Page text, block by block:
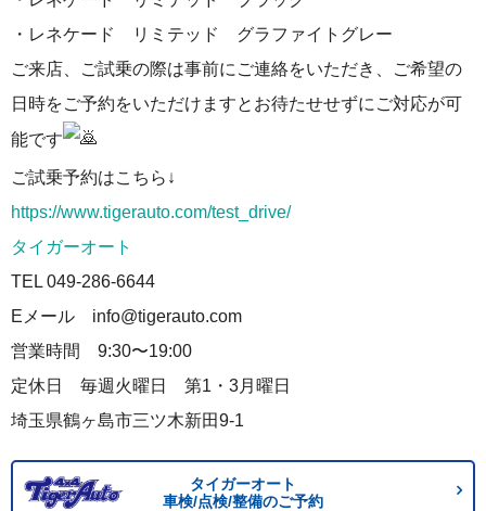
・レネケード リミテッド グラファイトグレー
ご来店、ご試乗の際は事前にご連絡をいただき、ご希望の
日時をご予約をいただけますとお待たせせずにご対応が可
能です
ご試乗予約はこちら↓
https://www.tigerauto.com/test_drive/
タイガーオート
TEL 049-286-6644
Eメール info@tigerauto.com
営業時間 9:30〜19:00
定休日 毎週火曜日 第1・3月曜日
埼玉県鶴ヶ島市三ツ木新田9-1
タイガーオート
車検/点検/整備のご予約